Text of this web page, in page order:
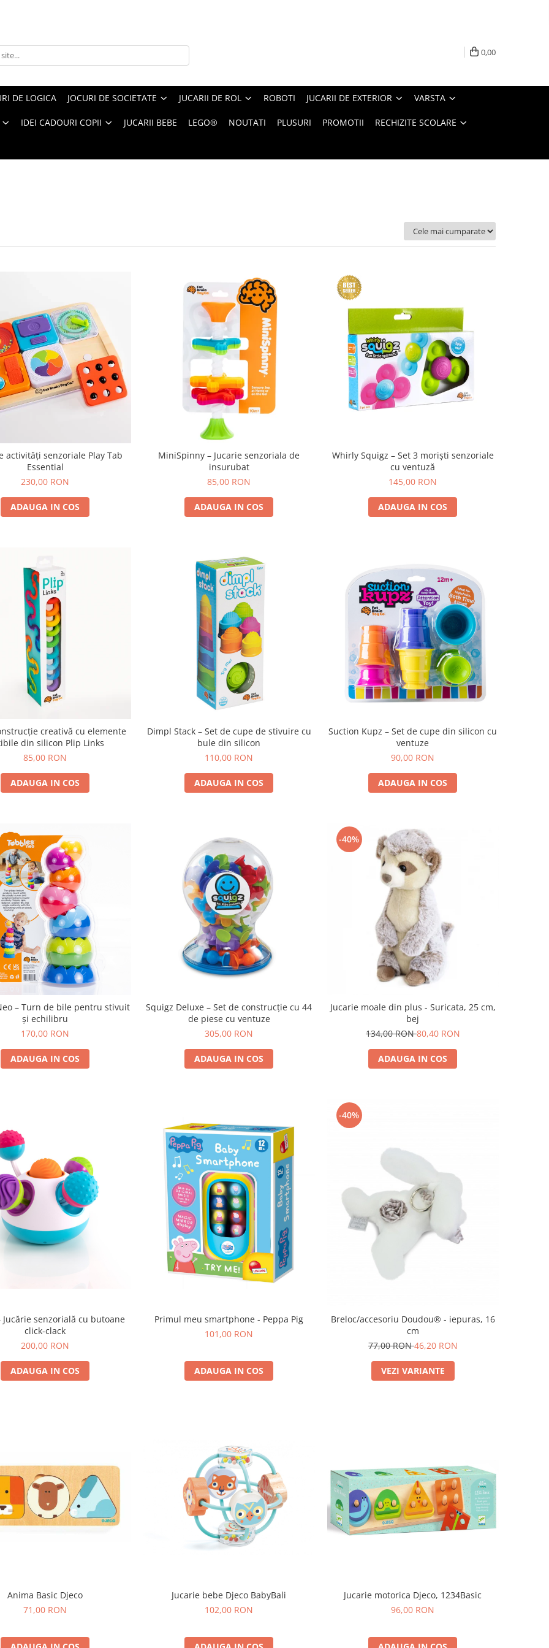
0,00
DE LOGICA JOCURI DE SOCIETATE JUCARII DE ROL ROBOTI JUCARII DE EXTERIOR VARSTA
IDEI CADOURI COPII JUCARII BEBE LEGO® NOUTATI PLUSURI PROMOTII RECHIZITE SCOLARE
activități senzoriale Play Tab
Essential
230,00 RON
ADAUGA IN COS
MiniSpinny – Jucarie senzoriala de
insurubat
85,00 RON
ADAUGA IN COS
Whirly Squigz – Set 3 moriști senzoriale
cu ventuză
145,00 RON
ADAUGA IN COS
creativă cu elemente
din silicon Plip Links
85,00 RON
ADAUGA IN COS
Dimpl Stack – Set de cupe de stivuire cu
bule din silicon
110,00 RON
ADAUGA IN COS
Suction Kupz – Set de cupe din silicon cu
ventuze
90,00 RON
ADAUGA IN COS
– Turn de bile pentru stivuit
și echilibru
170,00 RON
ADAUGA IN COS
Squigz Deluxe – Set de construcție cu 44
de piese cu ventuze
305,00 RON
ADAUGA IN COS
-40%
Jucarie moale din plus - Suricata, 25 cm,
bej
134,00 RON80,40 RON
ADAUGA IN COS
Jucărie senzorială cu butoane
click-clack
200,00 RON
ADAUGA IN COS
Primul meu smartphone - Peppa Pig
101,00 RON
ADAUGA IN COS
-40%
Breloc/accesoriu Doudou® - iepuras, 16
cm
77,00 RON46,20 RON
VEZI VARIANTE
Anima Basic Djeco
71,00 RON
Jucarie bebe Djeco BabyBali
102,00 RON
Jucarie motorica Djeco, 1234Basic
96,00 RON